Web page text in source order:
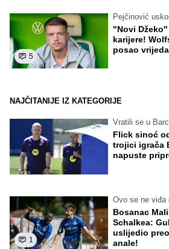
5
Pejčinović
"Novi
karijere!
posao
NAJČITANIJE IZ KATEGORIJE
Vratili se u
Flick sinoć
trojici igrača
napuste
1
Ovo se ne viđa
Bosanac
Schalkea:
uslijedio
anale!